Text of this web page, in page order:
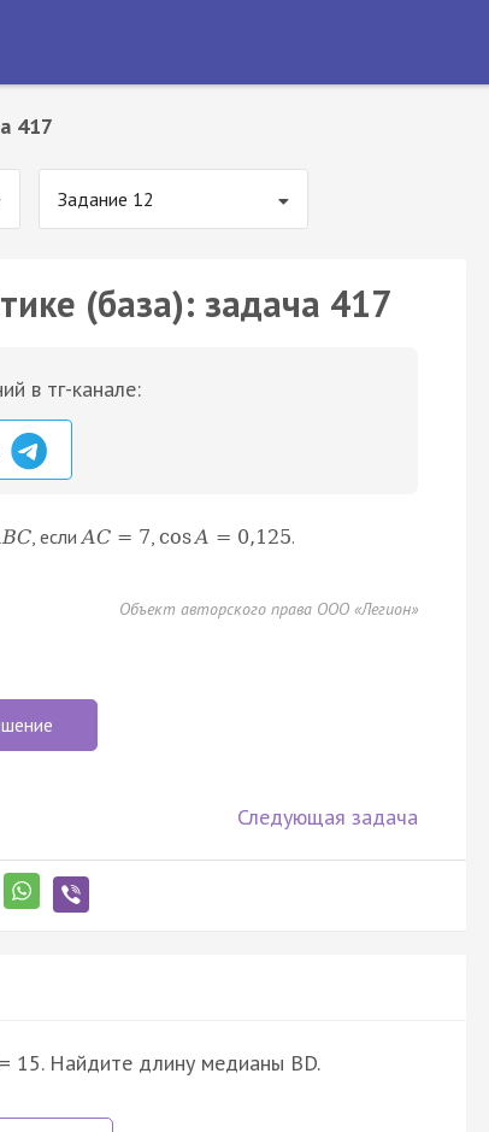
417
Задание 12
(база): задача 417
в тг-канале:
BC , если AC = 7 ,cosA = 0,125.
Объект авторского права ООО «Легион»
Следующая задача
= 15. Найдите длину медианы BD.